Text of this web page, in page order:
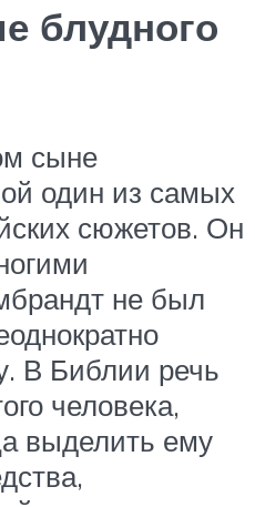
блудного
сыне
один из самых
сюжетов. Он
не был
В Библии речь
человека,
выделить ему